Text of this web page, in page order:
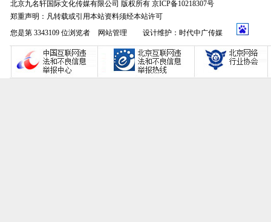
北京九名轩国际文化传媒有限公司 版权所有 京ICP备10218307号
郑重声明：凡转载或引用本站资料须经本站许可
您是第 3343109 位浏览者
网站管理 设计维护：时代中广传媒